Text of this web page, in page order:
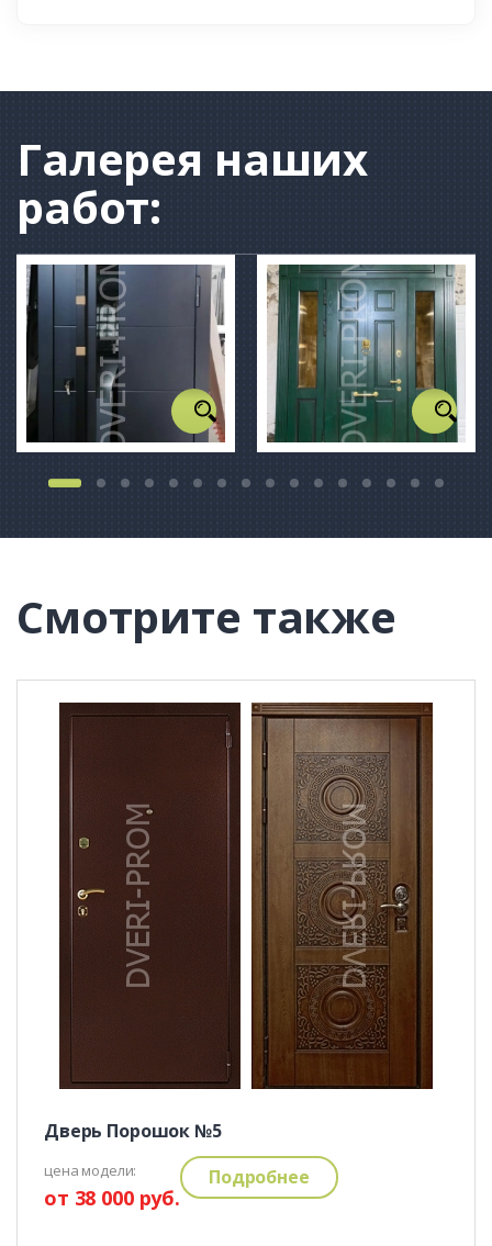
Галерея наших
работ:
Смотрите также
Дверь Порошок №5
цена модели:
от 38 000 руб.
Подробнее